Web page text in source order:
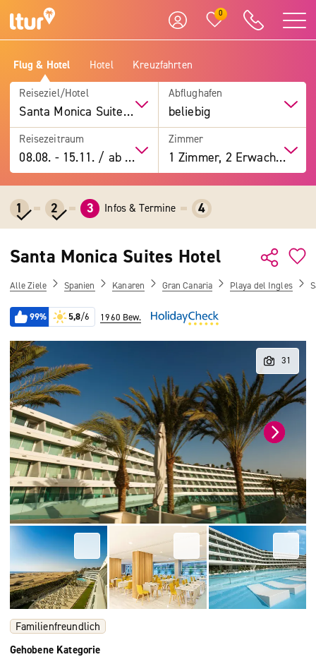
0
Flug & Hotel Hotel Kreuzfahrten
Reiseziel/Hotel
Santa Monica Suites Hotel
Abflughafen
beliebig
Reisezeitraum
08.08. -15.11. / ab 7 Tage
Zimmer
1 Zimmer, 2 Erwachsene
1 2 3 Infos & Termine 4
Santa Monica Suites Hotel
Alle Ziele Spanien Kanaren Gran Canaria Playa del Ingles
99% 5,8/6 1960 Bew.
Familienfreundlich
Gehobene Kategorie